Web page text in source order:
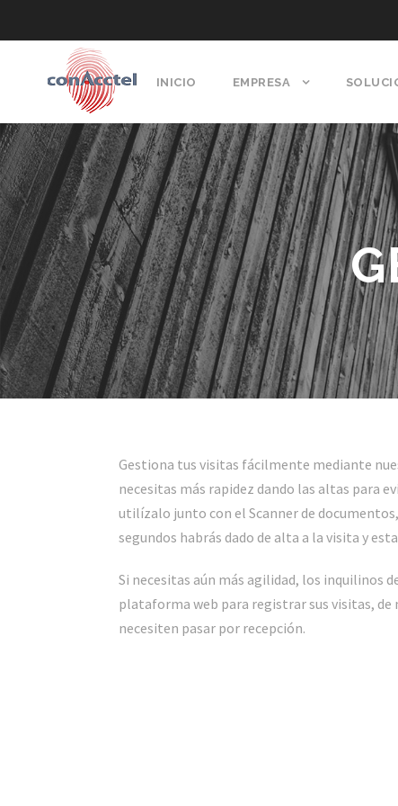
INICIO EMPRESA
Gestiona tus visitas fácilmente mediante
necesitas más rapidez dando las altas para
utilízalo junto con el Scanner de
segundos habrás dado de alta a la visita y
Si necesitas aún más agilidad, los inquilinos
plataforma web para registrar sus visitas, de
necesiten pasar por recepción.